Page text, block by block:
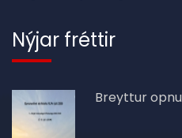
Nýjar fréttir
Breyttur